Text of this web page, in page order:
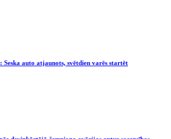
auto atjaunots, svētdien varēs startēt